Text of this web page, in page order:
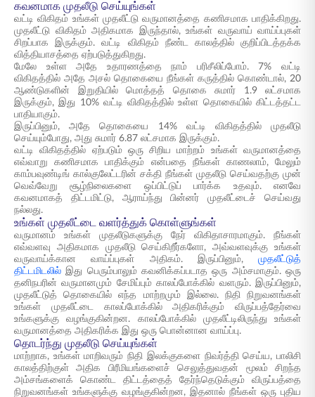
கவனமாக முதலீடு செய்யுங்கள்
வட்டி விகிதம் உங்கள் முதலீட்டு வருமானத்தை கணிசமாக பாதிக்கிறது.
முதலீட்டு விகிதம் அதிகமாக இருந்தால், உங்கள் வருவாய் வாய்ப்புகள்
சிறப்பாக இருக்கும். வட்டி விகிதம் நீண்ட காலத்தில் குறிப்பிடத்தக்க
வித்தியாசத்தை ஏற்படுத்துகிறது.
மேலே உள்ள அதே உதாரணத்தை நாம் பரிசீலிப்போம். 7% வட்டி
விகிதத்தில் அதே அசல் தொகையை நீங்கள் கருத்தில் கொண்டால், 20
ஆண்டுகளின் இறுதியில் மொத்தத் தொகை சுமார் 1.9 லட்சமாக
இருக்கும், இது 10% வட்டி விகிதத்தில் உள்ள தொகையில் கிட்டத்தட்ட
பாதியாகும்.
இருப்பினும், அதே தொகையை 14% வட்டி விகிதத்தில் முதலீடு
செய்யும்போது, அது சுமார் 6.87 லட்சமாக இருக்கும்.
வட்டி விகிதத்தில் ஏற்படும் ஒரு சிறிய மாற்றம் உங்கள் வருமானத்தை
எவ்வாறு கணிசமாக பாதிக்கும் என்பதை நீங்கள் காணலாம், மேலும்
காம்பவுண்டிங் கால்குலேட்டரின் சக்தி நீங்கள் முதலீடு செய்வதற்கு முன்
வெவ்வேறு சூழ்நிலைகளை ஒப்பிட்டுப் பார்க்க உதவும். எனவே
கவனமாகத் திட்டமிட்டு, ஆராய்ந்து பின்னர் முதலீட்டைச் செய்வது
நல்லது.
உங்கள் முதலீட்டை வளர்த்துக் கொள்ளுங்கள்
வருமானம் உங்கள் முதலீடுகளுக்கு நேர் விகிதாசாரமாகும். நீங்கள்
எவ்வளவு அதிகமாக முதலீடு செய்கிறீர்களோ, அவ்வளவுக்கு உங்கள்
வருவாய்க்கான வாய்ப்புகள் அதிகம். இருப்பினும், முதலீட்டுத்
திட்டமிடலில் இது பெரும்பாலும் கவனிக்கப்படாத ஒரு அம்சமாகும். ஒரு
தனிநபரின் வருமானமும் சேமிப்பும் காலப்போக்கில் வளரும். இருப்பினும்,
முதலீட்டுத் தொகையில் எந்த மாற்றமும் இல்லை. நிதி நிறுவனங்கள்
உங்கள் முதலீட்டை காலப்போக்கில் அதிகரிக்கும் விருப்பத்தேர்வை
உங்களுக்கு வழங்குகின்றன. காலப்போக்கில் முதலீட்டிலிருந்து உங்கள்
வருமானத்தை அதிகரிக்க இது ஒரு பொன்னான வாய்ப்பு.
தொடர்ந்து முதலீடு செய்யுங்கள்
மாற்றாக, உங்கள் மாறிவரும் நிதி இலக்குகளை நிவர்த்தி செய்ய, பாலிசி
காலத்திற்குள் அதிக பிரீமியங்களைச் செலுத்துவதன் மூலம் சிறந்த
அம்சங்களைக் கொண்ட திட்டத்தைத் தேர்ந்தெடுக்கும் விருப்பத்தை
நிறுவனங்கள் உங்களுக்கு வழங்குகின்றன, இதனால் நீங்கள் ஒரு புதிய